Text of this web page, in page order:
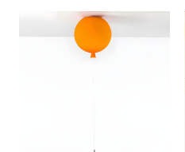
110V-120V